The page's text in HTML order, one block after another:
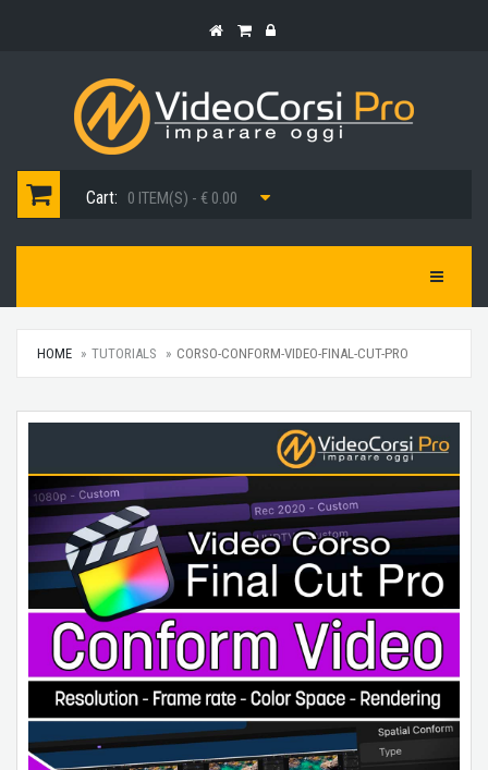
Cart: 0 ITEM(S) - € 0.00
Toggle
HOME TUTORIALS CORSO-CONFORM-VIDEO-FINAL-CUT-PRO